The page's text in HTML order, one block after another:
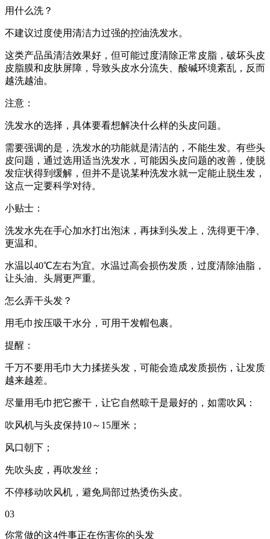
用什么洗？
不建议过度使用清洁力过强的控油洗发水。
这类产品虽清洁效果好，但可能过度清除正常皮脂，破坏头皮
皮脂膜和皮肤屏障，导致头皮水分流失、酸碱环境紊乱，反而
越洗越油。
注意：
洗发水的选择，具体要看想解决什么样的头皮问题。
需要强调的是，洗发水的功能就是清洁的，不能生发。有些头
皮问题，通过选用适当洗发水，可能因头皮问题的改善，使脱
发症状得到缓解，但并不是说某种洗发水就一定能止脱生发，
这点一定要科学对待。
小贴士：
洗发水先在手心加水打出泡沫，再抹到头发上，洗得更干净、
更温和。
水温以40℃左右为宜。水温过高会损伤发质，过度清除油脂，
让头油、头屑更严重。
怎么弄干头发？
用毛巾按压吸干水分，可用干发帽包裹。
提醒：
千万不要用毛巾大力揉搓头发，可能会造成发质损伤，让发质
越来越差。
尽量用毛巾把它擦干，让它自然晾干是最好的，如需吹风：
吹风机与头皮保持10～15厘米；
风口朝下；
先吹头皮，再吹发丝；
不停移动吹风机，避免局部过热烫伤头皮。
03
你常做的这4件事正在伤害你的头发